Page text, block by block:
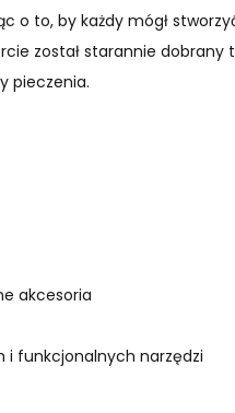
o to, by każdy mógł
został starannie dobrany
pieczenia.
akcesoria
i funkcjonalnych narzędzi